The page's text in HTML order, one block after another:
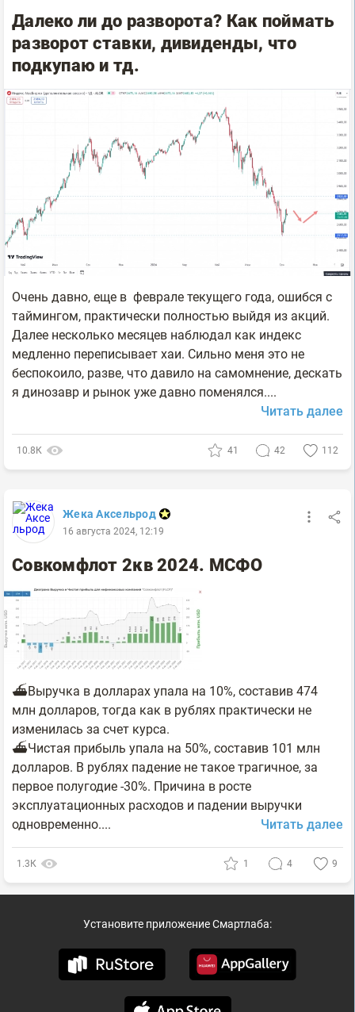
Далеко ли до разворота? Как поймать
разворот ставки, дивиденды, что
подкупаю и тд.
Очень давно, еще в феврале текущего года, ошибся с
таймингом, практически полностью выйдя из акций.
Далее несколько месяцев наблюдал как индекс
медленно переписывает хаи. Сильно меня это не
беспокоило, разве, что давило на самомнение, дескать
я динозавр и рынок уже давно поменялся....
Читать далее
10.8К 41 42 112
Жека Аксельрод
16 августа 2024, 12:19
Совкомфлот 2кв 2024. МСФО
⛴Выручка в долларах упала на 10%, составив 474
млн долларов, тогда как в рублях практически не
изменилась за счет курса.
⛴Чистая прибыль упала на 50%, составив 101 млн
долларов. В рублях падение не такое трагичное, за
первое полугодие -30%. Причина в росте
эксплуатационных расходов и падении выручки
одновременно....
Читать далее
1.3К 1 4 9
Установите приложение Смартлаба: